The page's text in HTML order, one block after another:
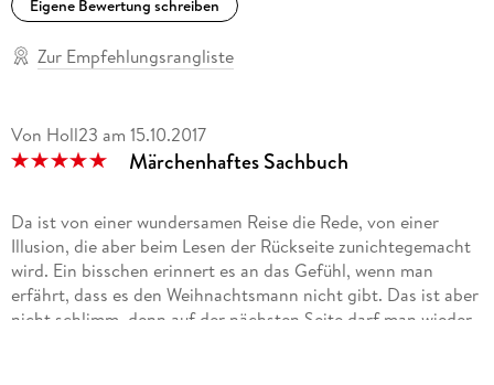
Eigene Bewertung schreiben
Zur Empfehlungsrangliste
Von Holl23 am 15.10.2017
Märchenhaftes Sachbuch
Da ist von einer wundersamen Reise die Rede, von einer
Illusion, die aber beim Lesen der Rückseite zunichtegemacht
wird. Ein bisschen erinnert es an das Gefühl, wenn man
erfährt, dass es den Weihnachtsmann nicht gibt. Das ist aber
nicht schlimm, denn auf der nächsten Seite darf man wieder